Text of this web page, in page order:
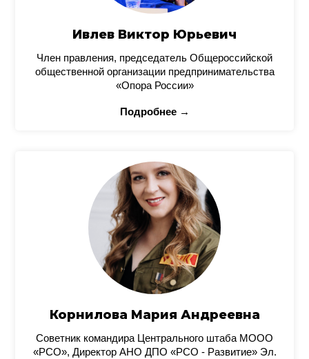
Ивлев Виктор Юрьевич
Член правления, председатель Общероссийской
общественной организации предпринимательства
«Опора России»
Подробнее →
Корнилова Мария Андреевна
Советник командира Центрального штаба МООО
«РСО», Директор АНО ДПО «РСО - Развитие» Эл.